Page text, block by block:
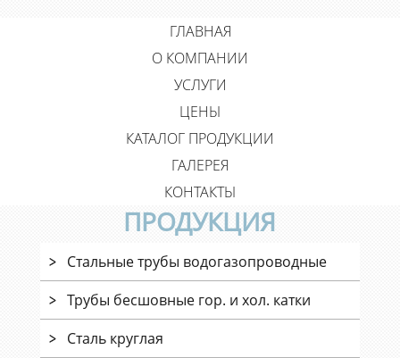
ГЛАВНАЯ
О КОМПАНИИ
УСЛУГИ
ЦЕНЫ
КАТАЛОГ ПРОДУКЦИИ
ГАЛЕРЕЯ
КОНТАКТЫ
ПРОДУКЦИЯ
Стальные трубы водогазопроводные
Трубы бесшовные гор. и хол. катки
Сталь круглая